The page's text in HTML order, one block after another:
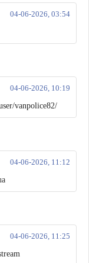
04-06-2026, 03:54
04-06-2026, 10:19
vanpolice82/
04-06-2026, 11:12
04-06-2026, 11:25